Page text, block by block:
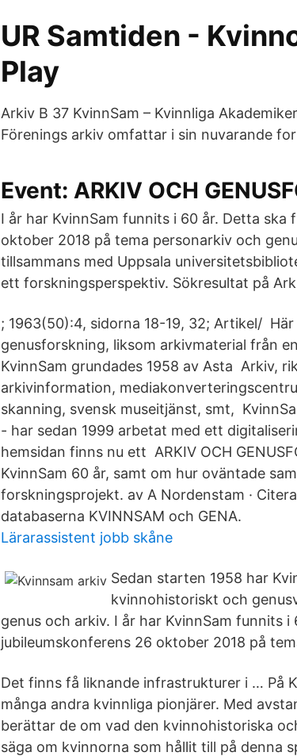
UR Samtiden -
Play
Arkiv B 37 KvinnSam – Kvinnliga
Förenings arkiv omfattar i sin nuvarande
Event: ARKIV OCH
I år har KvinnSam funnits i 60 år. Detta ska
oktober 2018 på tema personarkiv och
tillsammans med Uppsala
ett forskningsperspektiv. Sökresultat på
; 1963(50):4, sidorna 18-19, 32; Artikel/
genusforskning, liksom arkivmaterial från
KvinnSam grundades 1958 av Asta Arkiv,
arkivinformation,
skanning, svensk museitjänst, smt,
- har sedan 1999 arbetat med ett
hemsidan finns nu ett ARKIV OCH
KvinnSam 60 år, samt om hur oväntade
forskningsprojekt. av A Nordenstam ·
databaserna KVINNSAM och GENA.
Lärarassistent jobb skåne
Sedan starten 1958 har
kvinnohistoriskt och
genus och arkiv. I år har KvinnSam funnits
jubileumskonferens 26 oktober 2018 på
Det finns få liknande infrastrukturer i … På
många andra kvinnliga pionjärer. Med
berättar de om vad den kvinnohistoriska
säga om kvinnorna som hållit till på denna